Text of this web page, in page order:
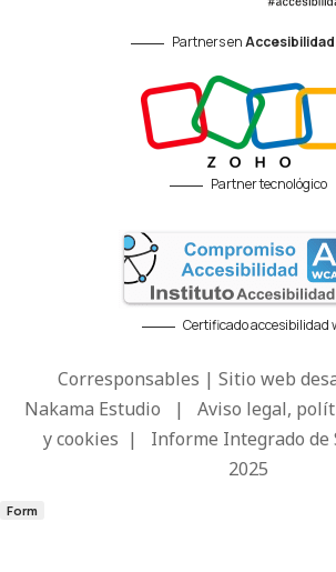
Partners enAccesibilidad
Partner tecnológico
Certificado accesibilidad
Corresponsables | Sitio web
Nakama Estudio | Aviso legal,
y cookies | Informe Integrado de
2025
Form